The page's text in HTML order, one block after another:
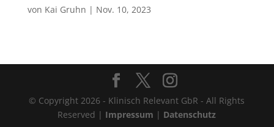
von Kai Gruhn | Nov. 10, 2023
© Copyright 2026 - Klinisch Relevant GbR - All Rights
Reserved | Impressum | Datenschutz